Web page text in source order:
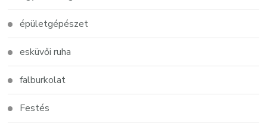
épületgépészet
esküvői ruha
falburkolat
Festés